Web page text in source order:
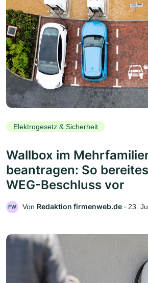
Elektrogesetz & Sicherheit
Wallbox im
beantragen: So
WEG-Beschluss vor
FW Von Redaktion firmenweb.de ‧ 23.